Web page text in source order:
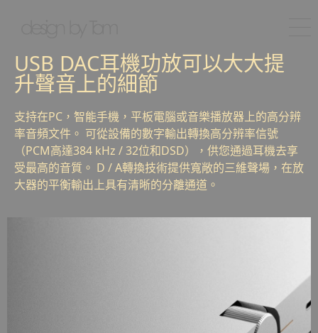
USB DAC耳機功放可以大大提
升聲音上的細節
支持在PC，智能手機，平板電腦或音樂播放器上的高分辨
率音頻文件。 可從設備的數字輸出轉換高分辨率信號
（PCM高達384 kHz / 32位和DSD），供您通過耳機去享
受最高的音質。 D / A轉換技術提供寬敞的三維聲場，在放
大器的平衡輸出上具有清晰的分離通道。